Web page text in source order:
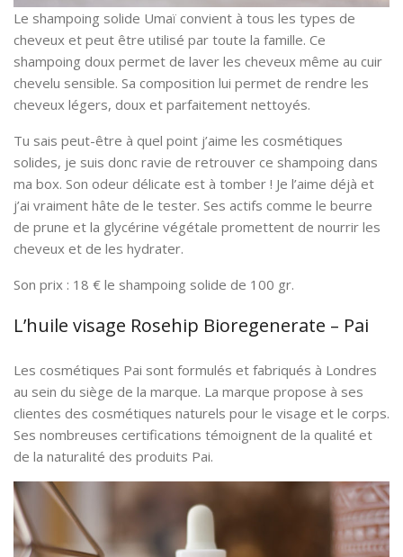
Le shampoing solide Umaï convient à tous les types de
cheveux et peut être utilisé par toute la famille. Ce
shampoing doux permet de laver les cheveux même au cuir
chevelu sensible. Sa composition lui permet de rendre les
cheveux légers, doux et parfaitement nettoyés.
Tu sais peut-être à quel point j’aime les cosmétiques
solides, je suis donc ravie de retrouver ce shampoing dans
ma box. Son odeur délicate est à tomber ! Je l’aime déjà et
j’ai vraiment hâte de le tester. Ses actifs comme le beurre
de prune et la glycérine végétale promettent de nourrir les
cheveux et de les hydrater.
Son prix : 18 € le shampoing solide de 100 gr.
L’huile visage Rosehip Bioregenerate – Pai
Les cosmétiques Pai sont formulés et fabriqués à Londres
au sein du siège de la marque. La marque propose à ses
clientes des cosmétiques naturels pour le visage et le corps.
Ses nombreuses certifications témoignent de la qualité et
de la naturalité des produits Pai.